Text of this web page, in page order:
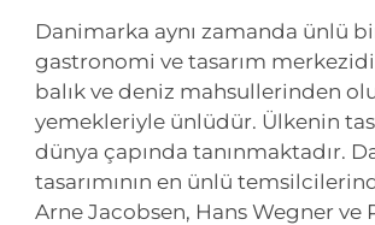
Danimarka aynı zamanda ünlü
gastronomi ve tasarım
balık ve deniz mahsullerinden
yemekleriyle ünlüdür. Ülkenin
dünya çapında tanınmaktadır.
tasarımının en ünlü
Arne Jacobsen, Hans Wegner ve